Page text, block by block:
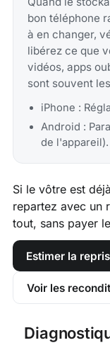
bon téléphone
à en changer,
libérez ce que
vidéos, apps
sont souvent
iPhone :
Android :
de l'appareil).
Si le vôtre est
repartez avec un
tout, sans payer
Estimer la
Voir les